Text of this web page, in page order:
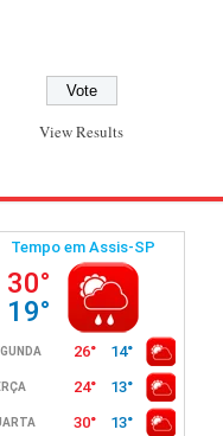
View Results